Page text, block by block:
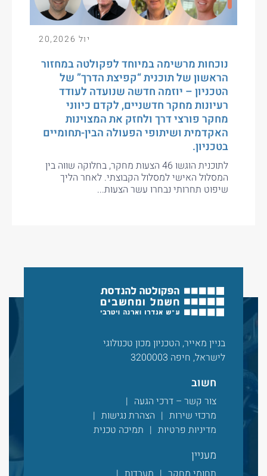
יול 20,2026
נוכחות מרשימה במיוחד לפקולטה במחזור
הראשון של תוכנית “קפיצת הדרך” של
הטכניון – יוזמה חדשה שנועדה לעודד
רעיונות מחקר חדשניים, לקדם כיווני
מחקר פורצי דרך ולחזק את המצוינות
האקדמית ושיתופי הפעולה הבין-תחומיים
בטכניון.
לתוכנית הוגשו 46 הצעות מחקר, בחלוקה שווה בין
המסלול האישי למסלול הקבוצתי. לאחר הליך
שיפוט תחרותי נבחרו עשר הצעות...
בניין מאייר, הטכניון מכון טכנולוגי
לישראל, חיפה 3200003
חשוב
צור קשר – דרכי הגעה
מרכזי שירות
הצהרת נגישות
מדיניות פרטיות
תמיכה טכנית
מעניין